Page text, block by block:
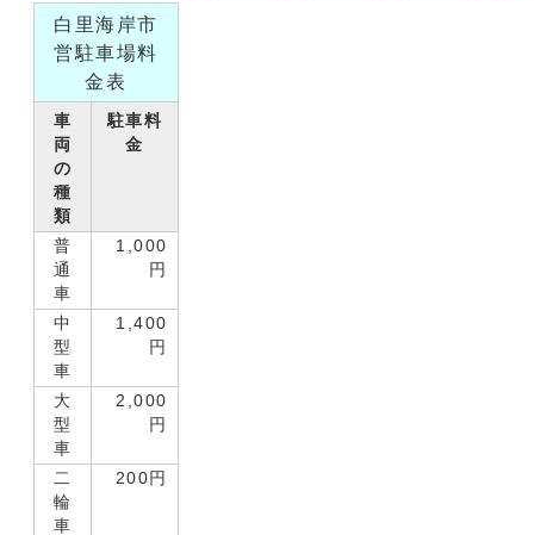
白里海岸市
営駐車場料
金表
車
両
の
種
類
駐車料
金
普
通
車
1,000
円
中
型
車
1,400
円
大
型
車
2,000
円
二
輪
車
200円